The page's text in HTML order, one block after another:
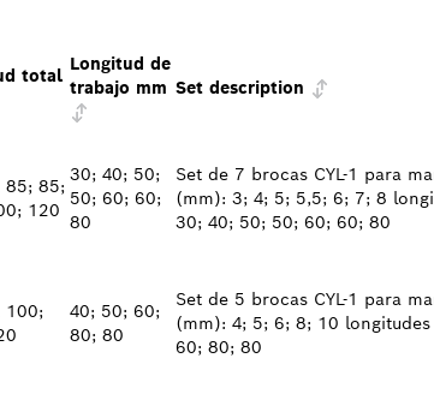
total
Longitud de
trabajo mm Set description
85; 85;
120
30; 40; 50;
50; 60; 60;
80
Set de 7 brocas CYL-1 para
(mm): 3; 4; 5; 5,5; 6; 7; 8
30; 40; 50; 50; 60; 60; 80
100;
40; 50; 60;
80; 80
Set de 5 brocas CYL-1 para
(mm): 4; 5; 6; 8; 10
60; 80; 80